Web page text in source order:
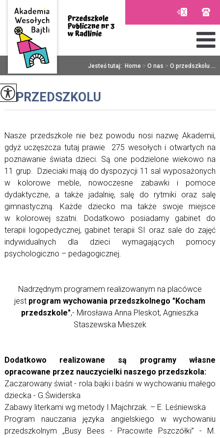
Jesteś tutaj: Home > O nas > O przedszkolu ...
O PRZEDSZKOLU
Nasze przedszkole nie bez powodu nosi nazwę Akademii,
gdyż uczęszcza tutaj prawie 275 wesołych i otwartych na
poznawanie świata dzieci. Są one podzielone wiekowo na
11 grup. Dzieciaki mają do dyspozycji 11 sal wyposażonych
w kolorowe meble, nowoczesne zabawki i pomoce
dydaktyczne, a także jadalnię, salę do rytmiki oraz salę
gimnastyczną. Każde dziecko ma także swoje miejsce
w kolorowej szatni. Dodatkowo posiadamy gabinet do
terapii logopedycznej, gabinet terapii SI oraz sale do zajęć
indywidualnych dla dzieci wymagających pomocy
psychologiczno – pedagogicznej.
Nadrzędnym programem realizowanym na placówce
jest program wychowania przedszkolnego "Kocham
przedszkole",- Mirosława Anna Pleskot, Agnieszka
Staszewska Mieszek
Dodatkowo realizowane są programy własne
opracowane przez nauczycielki naszego przedszkola:
Zaczarowany świat - rola bajki i baśni w wychowaniu małego
dziecka - G.Świderska
Zabawy literkami wg metody I.Majchrzak. – E. Leśniewska
Program nauczania języka angielskiego w wychowaniu
przedszkolnym „Busy Bees - Pracowite Pszczółki” - M.